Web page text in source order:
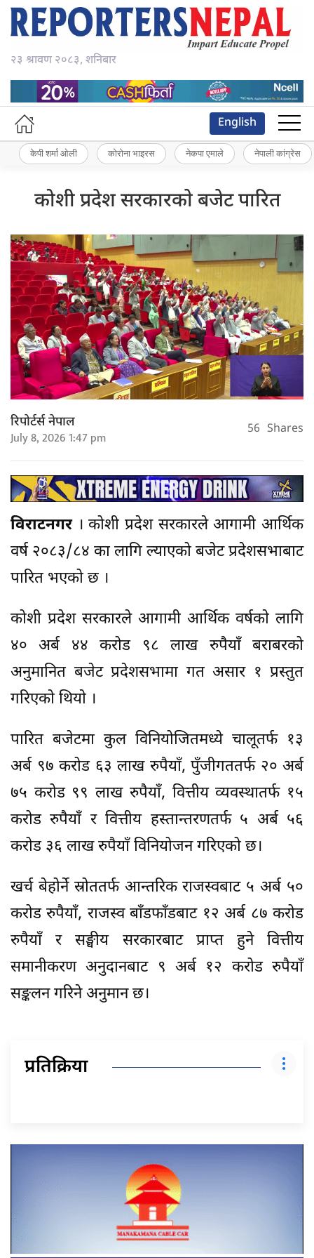
२३ श्रावण २०८३, शनिबार
English
केपी शर्मा ओली कोरोना भाइरस नेकपा एमाले नेपाली कांग्रेस
कोशी प्रदेश सरकारकाे बजेट पारित
रिपोर्टर्स नेपाल
July 8, 2026 1:47 pm 56 Shares
विराटनगर । कोशी प्रदेश सरकारले आगामी आर्थिक
वर्ष २०८३/८४ का लागि ल्याएको बजेट प्रदेशसभाबाट
पारित भएको छ ।
कोशी प्रदेश सरकारले आगामी आर्थिक वर्षकाे लागि
४० अर्ब ४४ करोड ९८ लाख रुपैयाँ बराबरको
अनुमानित बजेट प्रदेशसभामा गत असार १ प्रस्तुत
गरिएकाे थियाे ।
पारित बजेटमा कुल विनियोजितमध्ये चालूतर्फ १३
अर्ब ९७ करोड ६३ लाख रुपैयाँ, पुँजीगततर्फ २० अर्ब
७५ करोड ९९ लाख रुपैयाँ, वित्तीय व्यवस्थातर्फ १५
करोड रुपैयाँ र वित्तीय हस्तान्तरणतर्फ ५ अर्ब ५६
करोड ३६ लाख रुपैयाँ विनियोजन गरिएको छ।
खर्च बेहोर्ने स्रोततर्फ आन्तरिक राजस्वबाट ५ अर्ब ५०
करोड रुपैयाँ, राजस्व बाँडफाँडबाट १२ अर्ब ८७ करोड
रुपैयाँ र सङ्घीय सरकारबाट प्राप्त हुने वित्तीय
समानीकरण अनुदानबाट ९ अर्ब १२ करोड रुपैयाँ
सङ्कलन गरिने अनुमान छ।
प्रतिक्रिया